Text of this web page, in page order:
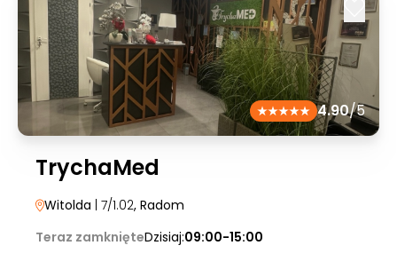
4.90/5
TrychaMed
Witolda | 7/1.02, Radom
Teraz zamknięteDzisiaj:09:00-15:00